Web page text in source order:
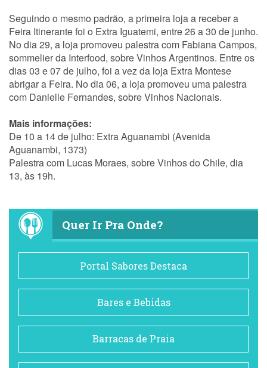
Seguindo o mesmo padrão, a primeira loja a receber a
Feira Itinerante foi o Extra Iguatemi, entre 26 a 30 de junho.
No dia 29, a loja promoveu palestra com Fabiana Campos,
sommelier da Interfood, sobre Vinhos Argentinos. Entre os
dias 03 e 07 de julho, foi a vez da loja Extra Montese
abrigar a Feira. No dia 06, a loja promoveu uma palestra
com Danielle Fernandes, sobre Vinhos Nacionais.
Mais informações:
De 10 a 14 de julho: Extra Aguanambi (Avenida
Aguanambi, 1373)
Palestra com Lucas Moraes, sobre Vinhos do Chile, dia
13, às 19h.
Quer Ir Pra Onde?
Portal Sabores Destaca
Bares e Bebidas
Barracas de Praia